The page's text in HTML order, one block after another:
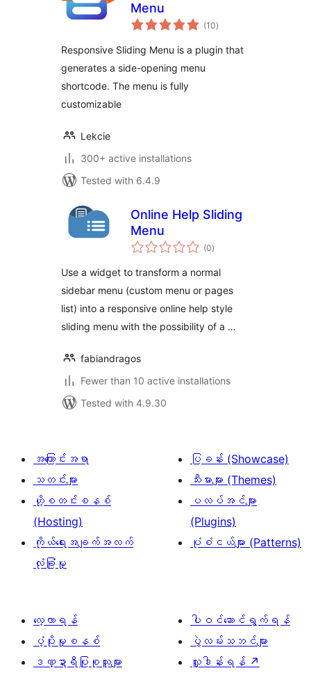
Menu
(10total
ratings
)
Responsive Sliding Menu is a plugin that
generates a side-opening menu
shortcode. The menu is fully
customizable
Lekcie
300+ active installations
Tested with 6.4.9
Online Help Sliding
Menu
(0total
ratings
)
Use a widget to transform a normal
sidebar menu (custom menu or pages
list) into a responsive online help style
sliding menu with the possibility of a …
fabiandragos
Fewer than 10 active installations
Tested with 4.9.30
အကြောင်းအရာ
သတင်းများ
ဟို့စတင်းစနစ်
(Hosting)
ကိုယ်ရေးအချက်အလက်
လုံခြုံမှု
ပြခန်း (Showcase)
သီးမားများ (Themes)
ပလပ်အင်များ
(Plugins)
ပုံစံငယ်များ (Patterns)
လေ့လာရန်
ပံ့ပိုးမှုစနစ်
ဒဏ္ဍာရီပြုစုသူများ
ပါဝင်ဆောင်ရွက်ရန်
ပွဲလမ်းသဘင်များ
လှူဒါန်းရန် ↗